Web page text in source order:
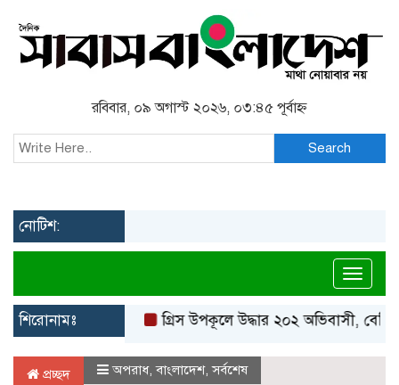
রবিবার, ০৯ অগাস্ট ২০২৬, ০৩:৪৫ পূর্বাহ্ন
Search
নোটিশ:
শিরোনামঃ গ্রিস উপকূলে উদ্ধার ২০২ অভিবাসী, বেশিরভাগই
প্রচ্ছদ অপরাধ,বাংলাদেশ,সর্বশেষ